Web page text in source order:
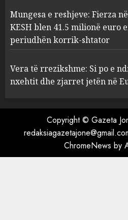
4
Mungesa
gjëndje
41.5
AUGUST 6,
Vera të
dhe
AUGUST 6,
Mungesa e reshjeve: Fierza
KESH blen 41.5 milionë euro
periudhën korrik-shtator
Vera të rrezikshme: Si po e
nxehtit dhe zjarret jetën në
Copyright © Gazeta
ChromeNews by